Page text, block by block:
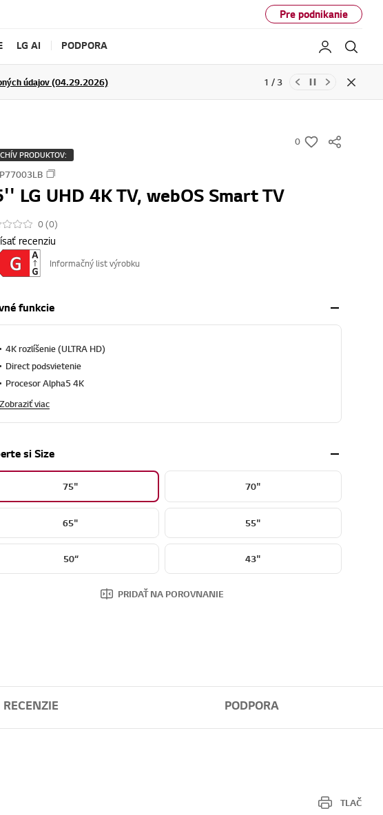
Pre podnikanie
LG AI PODPORA Moje LG
údajov (04.29.2026)
ĎALŠIE INFORMÁCIE
INFORMÁCIE 1 / 3
Close
0
w
PRODUKTOV:
LG UHD 4K TV, webOS Smart TV
0 (0)
recenziu
Informačný list výrobku
funkcie
4K rozlíšenie (ULTRA HD)
Direct podsvietenie
Procesor Alpha5 4K
Zobraziť viac
si Size
75" 70"
65" 55"
50“ 43"
PRIDAŤ NA POROVNANIE
RECENZIE PODPORA
TLAČ